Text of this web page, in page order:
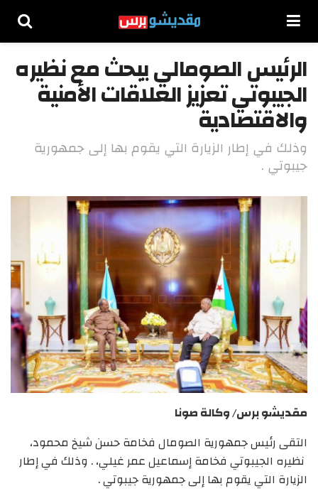
الرئيس الصومالي يبحث مع نظيره
الجيبوتي تعزيز العلاقات الأمنية
والاقتصادية
وذلك في إطار الزيارة التي يقوم بها إلى جمهورية
جيبوتي .
مقديشو برس/ وكالة صونا
التقى رئيس جمهورية الصومال فخامة حسن شيخ محمود،
نظيره الجيبوتي فخامة إسماعيل عمر غيلي، . وذلك في إطار
الزيارة التي يقوم بها إلى جمهورية جيبوتي .